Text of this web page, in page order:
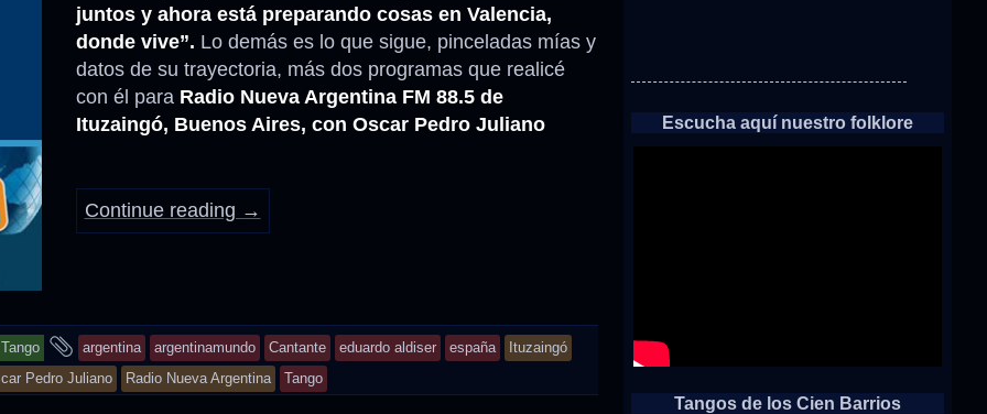
Turismo
Anécdotas
juntos y ahora está preparando cosas en Valencia,
donde vive”. Lo demás es lo que sigue, pinceladas mías y
datos de su trayectoria, más dos programas que realicé
con él para Radio Nueva Argentina FM 88.5 de
Ituzaingó, Buenos Aires, con Oscar Pedro Juliano
Continue reading →
Tango
and
tagged
argentina argentinamundo Cantante eduardo aldiser españa
Ituzaingó
Pedro Juliano Radio Nueva Argentina Tango
Escucha aquí nuestro folklore
Tangos de los Cien Barrios